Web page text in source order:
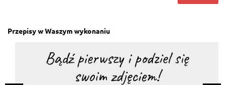
Przepisy w Waszym wykonaniu